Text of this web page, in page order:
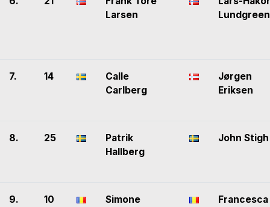
Larsen
Lundgreen
7. 14
Calle
Carlberg
Jørgen
Eriksen
8. 25
Patrik
Hallberg
John Stigh
9. 10
Simone
Francesca